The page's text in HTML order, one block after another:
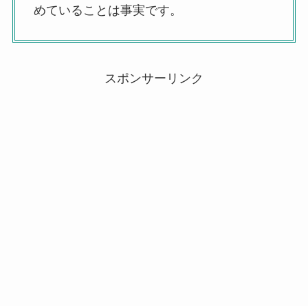
めていることは事実です。
スポンサーリンク